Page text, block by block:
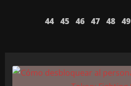
44 45 46 47 48 49